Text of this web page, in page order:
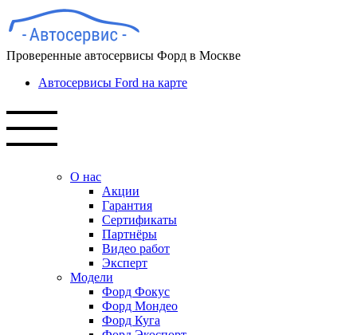
Проверенные автосервисы Форд в Москве
Автосервисы Ford на карте
О нас
Акции
Гарантия
Сертификаты
Партнёры
Видео работ
Эксперт
Модели
Форд Фокус
Форд Мондео
Форд Куга